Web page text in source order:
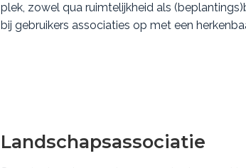
plek, zowel qua ruimtelijkheid als
bij gebruikers associaties op met een
Landschapsassociatie